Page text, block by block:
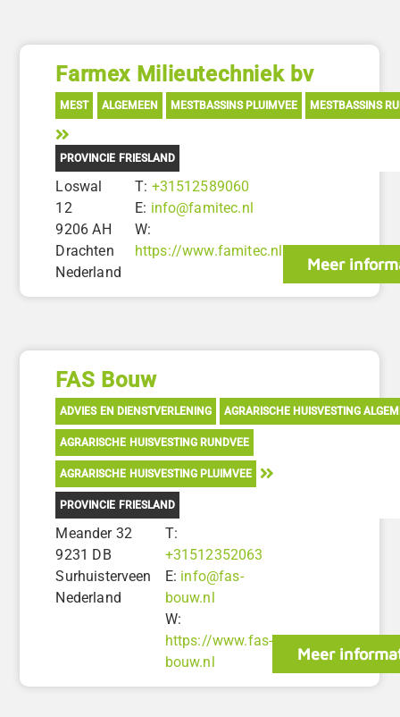
Farmex Milieutechniek bv
MEST ALGEMEEN MESTBASSINS PLUIMVEE MESTBASSINS
PROVINCIE FRIESLAND
Loswal
12
9206 AH
Drachten
Nederland
T: +31512589060
E: info@famitec.nl
W:
https://www.famitec.nl
Meer
FAS Bouw
ADVIES EN DIENSTVERLENING AGRARISCHE HUISVESTING
AGRARISCHE HUISVESTING RUNDVEE
AGRARISCHE HUISVESTING PLUIMVEE
PROVINCIE FRIESLAND
Meander 32
9231 DB
Surhuisterveen
Nederland
T:
+31512352063
E: info@fas-
bouw.nl
W:
https://www.fas-
bouw.nl
Meer